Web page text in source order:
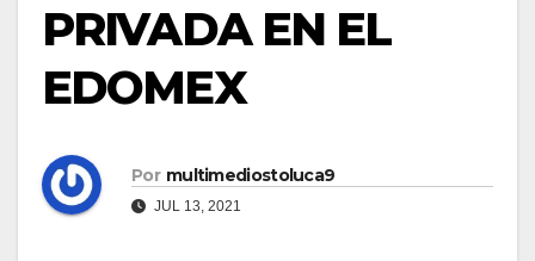
PRIVADA EN EL
EDOMEX
Por multimediostoluca9
JUL 13, 2021